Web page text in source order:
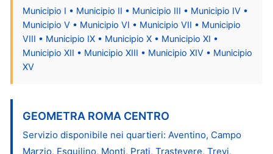
Municipio I • Municipio II • Municipio III • Municipio IV •
Municipio V • Municipio VI • Municipio VII • Municipio
VIII • Municipio IX • Municipio X • Municipio XI •
Municipio XII • Municipio XIII • Municipio XIV • Municipio
XV
GEOMETRA ROMA CENTRO
Servizio disponibile nei quartieri: Aventino, Campo
Marzio, Esquilino, Monti, Prati, Trastevere, Trevi,